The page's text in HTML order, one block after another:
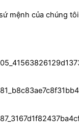
mệnh của chúng tôi